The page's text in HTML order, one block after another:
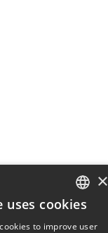
ENGLISH
×
uses cookies
to improve user